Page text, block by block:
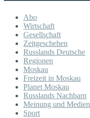
Abo
Wirtschaft
Gesellschaft
Zeitgeschehen
Russlands Deutsche
Regionen
Moskau
Freizeit in Moskau
Planet Moskau
Russlands Nachbarn
Meinung und Medien
Sport